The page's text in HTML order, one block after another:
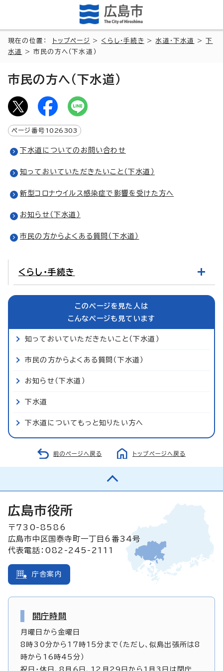
現在の位置： トップページ > くらし・手続き >水道・下水道 >下
水道
> 市民の方へ（下水道）
市民の方へ（下水道）
ページ番号 1026303
下水道についてのお問い合わせ
知っておいていただきたいこと（下水道）
新型コロナウイルス感染症で影響を受けた方へ
お知らせ（下水道）
市民の方からよくある質問（下水道）
くらし・手続き
このページを見た人は
こんなページも見ています
知っておいていただきたいこと（下水道）
市民の方からよくある質問（下水道）
お知らせ（下水道）
下水道
下水道についてもっと知りたい方へ
前のページへ戻る トップページへ戻る
広島市役所
〒730-8586
広島市中区国泰寺町一丁目6番34号
代表電話：082-245-2111
庁舎案内
開庁時間
月曜日から金曜日
8時30分から17時15分まで（ただし、似島出張所は8
時から16時45分）
祝日・休日、8月6日、12月29日から1月3日は閉庁